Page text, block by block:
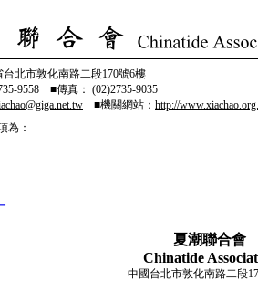
北市敦化南路二段170號6樓
9558 ■傳真： (02)2735-9035
■機關網站： http://
為：
夏潮聯合會
Chinatide
中國台北市敦化南路二段